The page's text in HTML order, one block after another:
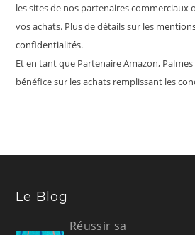
les sites de nos partenaires
vos achats. Plus de détails sur les
confidentialités.
Et en tant que Partenaire Amazon,
bénéfice sur les achats remplissant les
Le Blog
Réussir sa